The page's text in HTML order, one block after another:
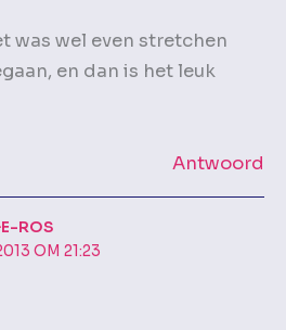
was wel even stretchen
en dan is het leuk
Antwoord
ROS
OM 21:23